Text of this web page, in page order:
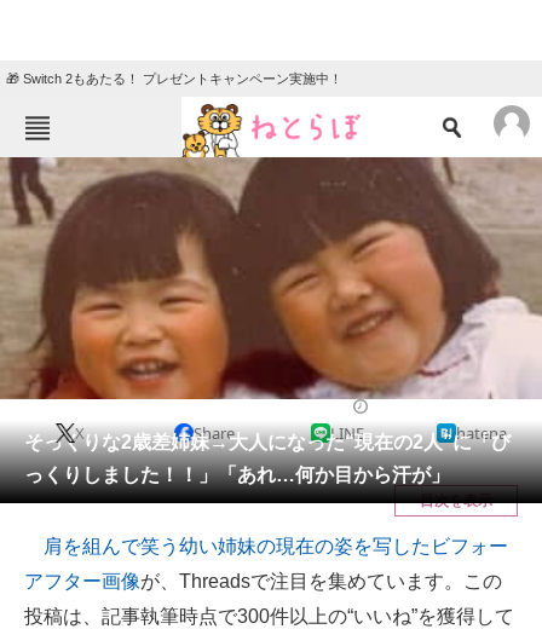
🎁 Switch 2もあたる！ プレゼントキャンペーン実施中！
ねとらぼメニュー
TOP
エンタメ クイズ
地域
住まい 教育・育児
動物 リサーチ
会員記事
メディア
注目記事を集めた総合ページ
ITの今と未来を見通す
そっくりな2歳差姉妹→大人になった“現在の2人”に「び
っくりしました！！」「あれ…何か目から汗が」
X Share LINE hatena
目次を表示
肩を組んで笑う幼い姉妹の現在の姿を写したビフォー
アフター画像が、Threadsで注目を集めています。この
投稿は、記事執筆時点で300件以上の“いいね”を獲得して